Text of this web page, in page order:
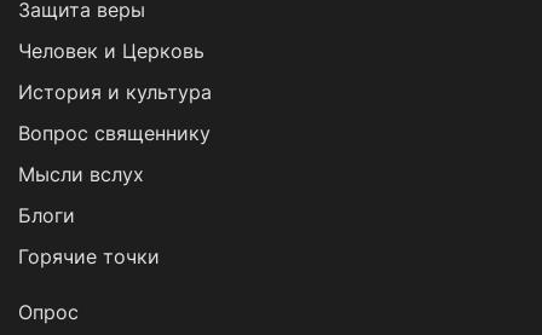
Защита веры
Человек и Церковь
История и культура
Вопрос священнику
Мысли вслух
Блоги
Горячие точки
Опрос